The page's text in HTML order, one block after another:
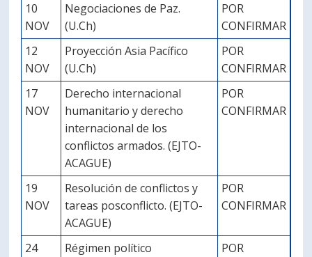
10
NOV
Negociaciones de Paz.
(U.Ch)
POR
CONFIRMAR
12
NOV
Proyección Asia Pacífico
(U.Ch)
POR
CONFIRMAR
17
NOV
Derecho internacional
humanitario y derecho
internacional de los
conflictos armados. (EJTO-
ACAGUE)
POR
CONFIRMAR
19
NOV
Resolución de conflictos y
tareas posconflicto. (EJTO-
ACAGUE)
POR
CONFIRMAR
24
Régimen político
POR